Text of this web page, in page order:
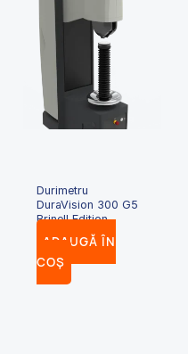
Durimetru
DuraVision 300 G5
Brinell Edition
ADAUGĂ ÎN
COȘ